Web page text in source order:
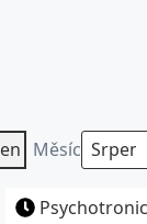
Měsíc